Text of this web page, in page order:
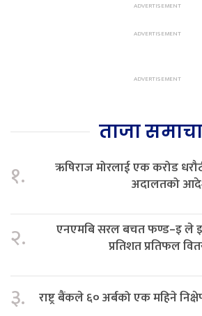
ताजा
१.
ऋषिराज मोरलाई एक करोड
अदालतको
२.
एनएमबि सरल बचत फण्ड–इ ले
प्रतिशत प्रतिफल
३. राष्ट्र बैंकले ६० अर्बको एक महिने